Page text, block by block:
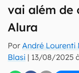
vai além de
Alura
Por André Lourenti
Blasi | 13/08/2025
E-mail